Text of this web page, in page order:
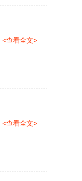
<查看全文>
<查看全文>